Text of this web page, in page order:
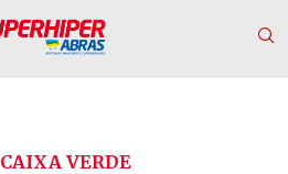
CAIXA VERDE